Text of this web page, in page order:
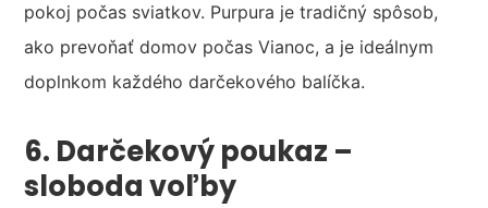
pokoj počas sviatkov. Purpura je tradičný spôsob,
ako prevoňať domov počas Vianoc, a je ideálnym
doplnkom každého darčekového balíčka.
6. Darčekový poukaz –
sloboda voľby